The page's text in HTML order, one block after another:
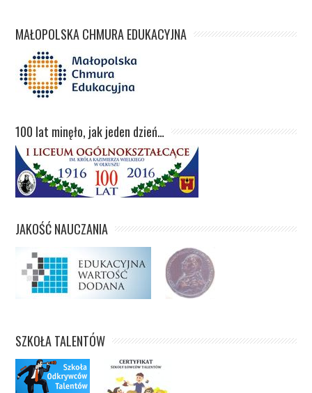
MAŁOPOLSKA CHMURA EDUKACYJNA
100 lat minęło, jak jeden dzień…
JAKOŚĆ NAUCZANIA
SZKOŁA TALENTÓW